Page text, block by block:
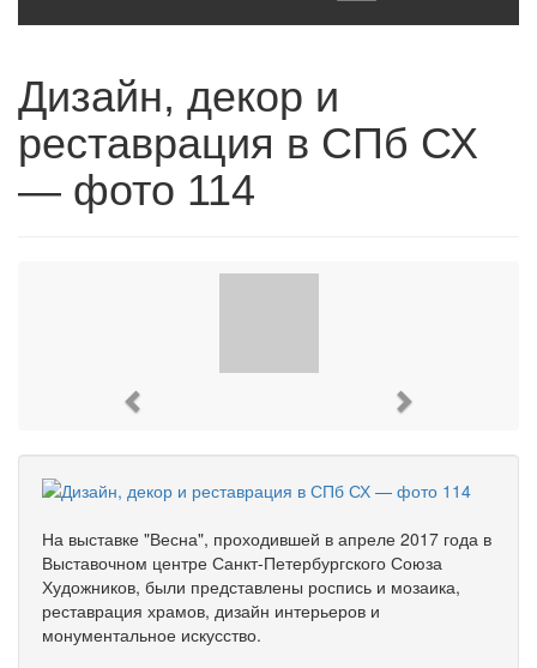
Дизайн, декор и
реставрация в СПб СХ
— фото 114
На выставке "Весна", проходившей в апреле 2017 года в
Выставочном центре Санкт-Петербургского Союза
Художников, были представлены роспись и мозаика,
реставрация храмов, дизайн интерьеров и
монументальное искусство.